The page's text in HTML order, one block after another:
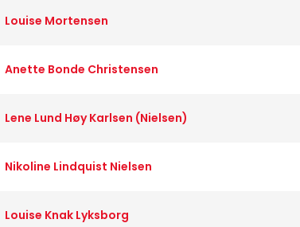
Louise Mortensen
Anette Bonde Christensen
Lene Lund Høy Karlsen (Nielsen)
Nikoline Lindquist Nielsen
Louise Knak Lyksborg